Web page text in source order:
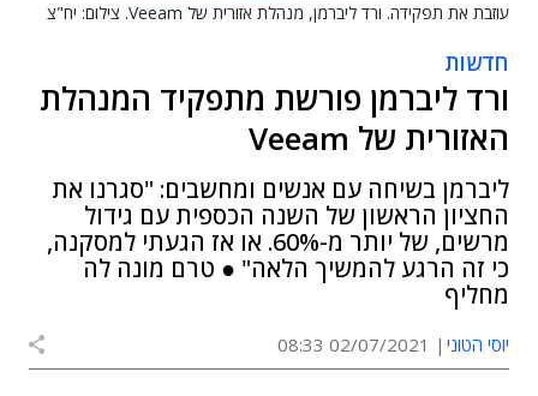
עוזבת את תפקידה. ורד ליברמן, מנהלת אזורית של Veeam. צילום: יח"צ
חדשות
ורד ליברמן פורשת מתפקיד המנהלת
האזורית של Veeam
ליברמן בשיחה עם אנשים ומחשבים: "סגרנו את
החציון הראשון של השנה הכספית עם גידול
מרשים, של יותר מ-60%. או אז הגעתי למסקנה,
כי זה הרגע להמשיך הלאה" ● טרם מונה לה
מחליף
יוסי הטוני 02/07/2021 08:33